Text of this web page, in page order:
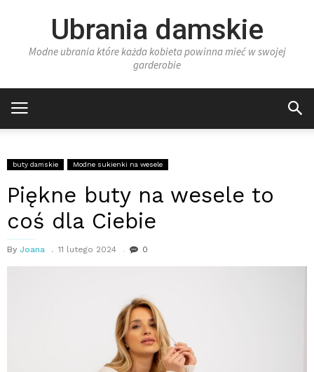
Ubrania damskie
Modne ubrania które każda kobieta powinna mieć w swojej
garderobie
buty damskie Modne sukienki na wesele
Piękne buty na wesele to
coś dla Ciebie
By Joana 11 lutego 2024 0